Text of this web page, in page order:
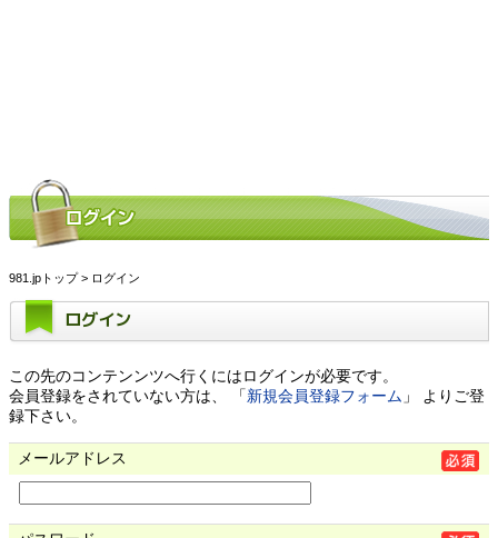
981.jpトップ> ログイン
ログイン
この先のコンテンンツへ行くにはログインが必要です。
会員登録をされていない方は、 「新規会員登録フォーム 」 よりご登
録下さい。
メールアドレス